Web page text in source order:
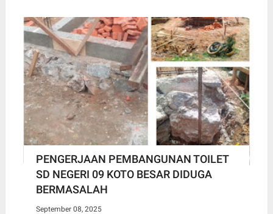
PENGERJAAN PEMBANGUNAN TOILET
SD NEGERI 09 KOTO BESAR DIDUGA
BERMASALAH
September 08, 2025